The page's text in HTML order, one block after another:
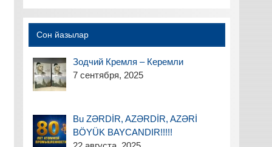
Сон йазылар
Зодчий Кремля – Керемли
7 сентября, 2025
Bu ZƏRDİR, AZƏRDİR, AZƏRİ
BÖYÜK BAYCANDIR!!!!!